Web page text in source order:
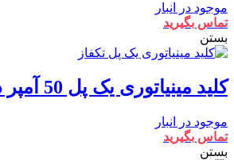
موجود در انبار
تماس بگیرید
بستن
کلید مینیاتوری یک پل 50 آمپر دنا الکتریک
موجود در انبار
تماس بگیرید
بستن